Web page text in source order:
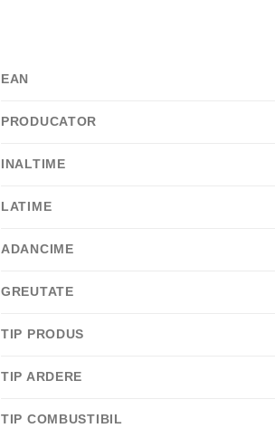
EAN
PRODUCATOR
INALTIME
LATIME
ADANCIME
GREUTATE
TIP PRODUS
TIP ARDERE
TIP COMBUSTIBIL